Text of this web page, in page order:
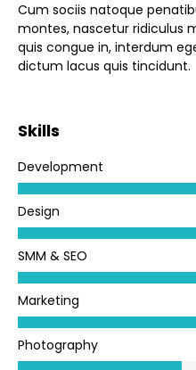
Cum sociis natoque
montes, nascetur ridiculus
quis congue in, interdum
dictum lacus quis tincidunt.
Skills
Development
Design
SMM & SEO
Marketing
Photography